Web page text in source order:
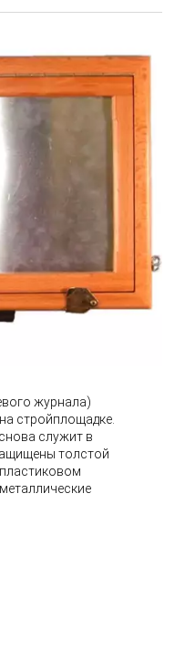
журнала)
стройплощадке.
служит в
толстой